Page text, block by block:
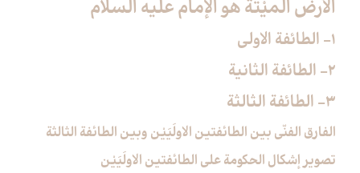
الأرض الميْتة هو الإمام عليه السلام‏
1- الطائفة الاولى‏
2- الطائفة الثانية
3- الطائفة الثالثة
الفارق الفنّي بين الطائفتين الاولَيَيْن وبين الطائفة الثالثة
تصوير إشكال الحكومة على الطائفتين الاولَيَيْن